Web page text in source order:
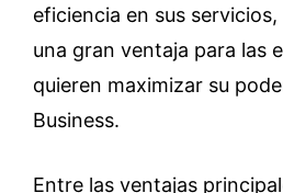
eficiencia en sus
una gran ventaja para las
quieren maximizar su
Business.
Entre las ventajas